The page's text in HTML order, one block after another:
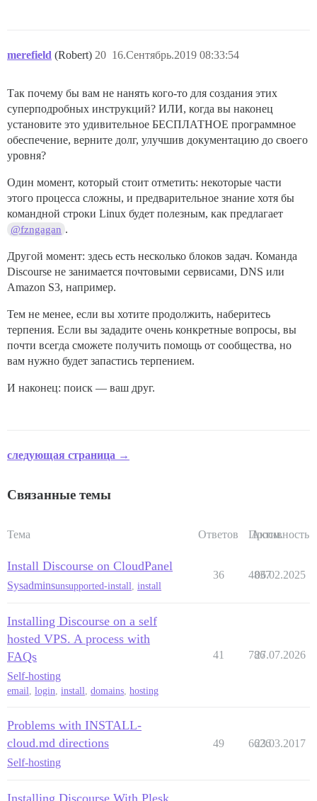
merefield (Robert) 16.Сентябрь.2019 08:33:54
20
Так почему бы вам не нанять кого-то для создания этих
суперподробных инструкций? ИЛИ, когда вы наконец
установите это удивительное БЕСПЛАТНОЕ программное
обеспечение, верните долг, улучшив документацию до своего
уровня?
Один момент, который стоит отметить: некоторые части
этого процесса сложны, и предварительное знание хотя бы
командной строки Linux будет полезным, как предлагает
@fzngagan .
Другой момент: здесь есть несколько блоков задач. Команда
Discourse не занимается почтовыми сервисами, DNS или
Amazon S3, например.
Тем не менее, если вы хотите продолжить, наберитесь
терпения. Если вы зададите очень конкретные вопросы, вы
почти всегда сможете получить помощь от сообщества, но
вам нужно будет запастись терпением.
И наконец: поиск — ваш друг.
следующая страница →
Связанные темы
Тема Ответов Просм.
Активность
Install Discourse on CloudPanel
Sysadminsunsupported-install install
36 4837
06.02.2025
Installing Discourse on a self
hosted VPS. A process with
FAQs
Self-hosting
email, login, install, domains, hosting
41 786
27.07.2026
Problems with INSTALL-
cloud.md directions
Self-hosting
49 6626
23.03.2017